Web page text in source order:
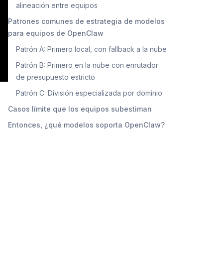
alineación entre equipos
Patrones comunes de estrategia de modelos
para equipos de OpenClaw
Patrón A: Primero local, con fallback a la nube
Patrón B: Primero en la nube con enrutador
de presupuesto estricto
Patrón C: División especializada por dominio
Casos límite que los equipos subestiman
Entonces, ¿qué modelos soporta OpenClaw?